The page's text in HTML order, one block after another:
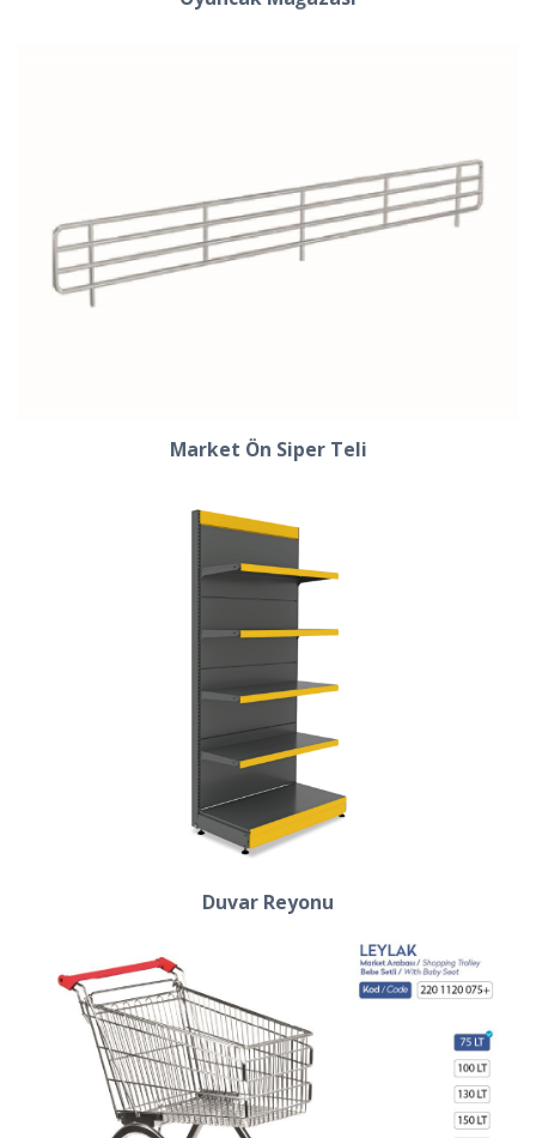
Market Ön Siper Teli
Duvar Reyonu